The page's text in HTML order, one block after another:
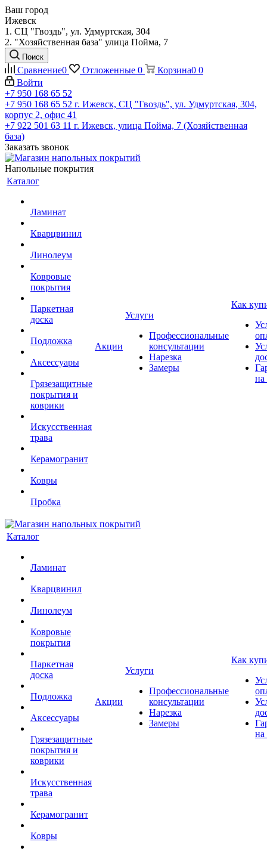
Ваш город
Ижевск
1. СЦ "Гвоздь", ул. Удмуртская, 304
2. "Хозяйственная база" улица Пойма, 7
Поиск
Сравнение0 Отложенные 0 Корзина0 0
Войти
+7 950 168 65 52
+7 950 168 65 52 г. Ижевск, СЦ "Гвоздь", ул. Удмуртская, 304,
корпус 2, офис 41
+7 922 501 63 11 г. Ижевск, улица Пойма, 7 (Хозяйственная
база)
Заказать звонок
Напольные покрытия
Каталог
Ламинат
Кварцвинил
Линолеум
Ковровые
покрытия
Паркетная
доска
Подложка
Аксессуары
Грязезащитные
покрытия и
коврики
Искусственная
трава
Керамогранит
Ковры
Пробка
Акции
Услуги
Профессиональные
консультации
Нарезка
Замеры
Как
на
Каталог
Ламинат
Кварцвинил
Линолеум
Ковровые
покрытия
Паркетная
доска
Подложка
Аксессуары
Грязезащитные
покрытия и
коврики
Искусственная
трава
Керамогранит
Ковры
Акции
Услуги
Профессиональные
консультации
Нарезка
Замеры
Как
на